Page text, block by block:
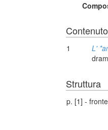
1
L'
Struttura
p. [1] -